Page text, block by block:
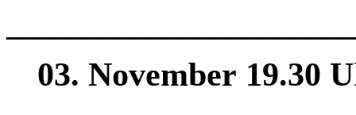
03. November 19.30